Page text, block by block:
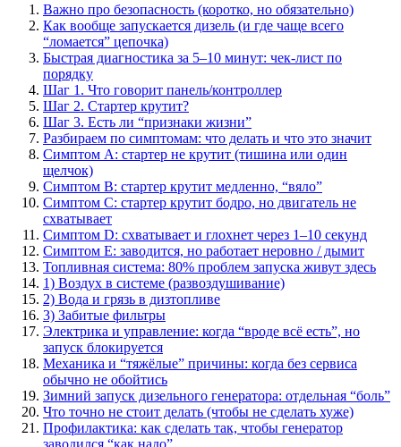
Важно про безопасность (коротко, но обязательно)
Как вообще запускается дизель (и где чаще всего
“ломается” цепочка)
Быстрая диагностика за 5–10 минут: чек-лист по
порядку
Шаг 1. Что говорит панель/контроллер
Шаг 2. Стартер крутит?
Шаг 3. Есть ли “признаки жизни”
Разбираем по симптомам: что делать и что это значит
Симптом А: стартер не крутит (тишина или один
щелчок)
Симптом B: стартер крутит медленно, “вяло”
Симптом C: стартер крутит бодро, но двигатель не
схватывает
Симптом D: схватывает и глохнет через 1–10 секунд
Симптом E: заводится, но работает неровно / дымит
Топливная система: 80% проблем запуска живут здесь
1) Воздух в системе (развоздушивание)
2) Вода и грязь в дизтопливе
3) Забитые фильтры
Электрика и управление: когда “вроде всё есть”, но
запуск блокируется
Механика и “тяжёлые” причины: когда без сервиса
обычно не обойтись
Зимний запуск дизельного генератора: отдельная “боль”
Что точно не стоит делать (чтобы не сделать хуже)
Профилактика: как сделать так, чтобы генератор
заводился “как надо”